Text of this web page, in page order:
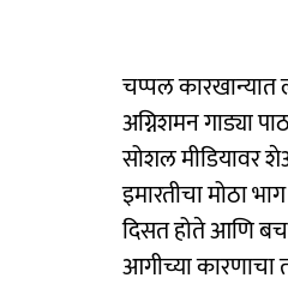
चप्पल कारखान्यात
अग्निशमन गाड्या
सोशल मीडियावर
इमारतीचा मोठा
दिसत होते आणि
आगीच्या